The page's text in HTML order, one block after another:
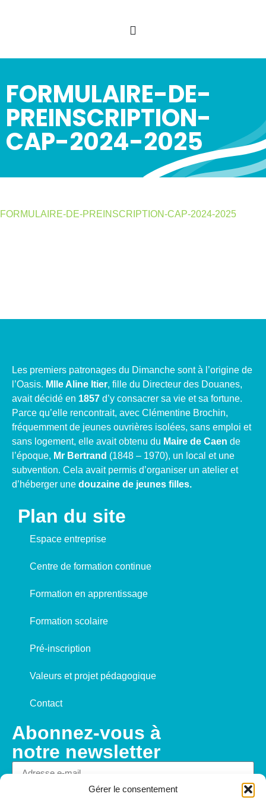
Gérer le consentement
FORMULAIRE-DE-
PREINSCRIPTION-
CAP-2024-2025
FORMULAIRE-DE-PREINSCRIPTION-CAP-2024-2025
Les premiers patronages du Dimanche sont à l’origine de
l’Oasis. Mlle Aline Itier, fille du Directeur des Douanes,
avait décidé en 1857 d’y consacrer sa vie et sa fortune.
Parce qu’elle rencontrait, avec Clémentine Brochin,
fréquemment de jeunes ouvrières isolées, sans emploi et
sans logement, elle avait obtenu du Maire de Caen de
l’époque, Mr Bertrand (1848 – 1970), un local et une
subvention. Cela avait permis d’organiser un atelier et
d’héberger une douzaine de jeunes filles.
Plan du site
Espace entreprise
Centre de formation continue
Formation en apprentissage
Formation scolaire
Pré-inscription
Valeurs et projet pédagogique
Contact
Abonnez-vous à
notre newsletter